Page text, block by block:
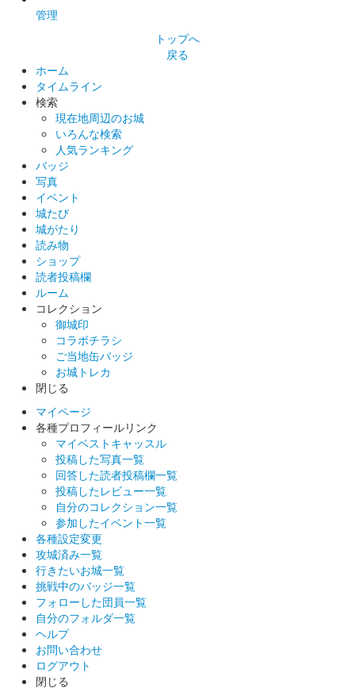
管理
トップへ
戻る
ホーム
タイムライン
検索
現在地周辺のお城
いろんな検索
人気ランキング
バッジ
写真
イベント
城たび
城がたり
読み物
ショップ
読者投稿欄
ルーム
コレクション
御城印
コラボチラシ
ご当地缶バッジ
お城トレカ
閉じる
マイページ
各種プロフィールリンク
マイベストキャッスル
投稿した写真一覧
回答した読者投稿欄一覧
投稿したレビュー一覧
自分のコレクション一覧
参加したイベント一覧
各種設定変更
攻城済み一覧
行きたいお城一覧
挑戦中のバッジ一覧
フォローした団員一覧
自分のフォルダ一覧
ヘルプ
お問い合わせ
ログアウト
閉じる